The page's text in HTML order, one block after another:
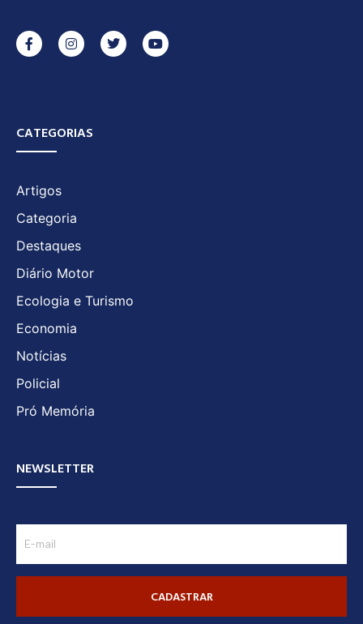
CATEGORIAS
Artigos
Categoria
Destaques
Diário Motor
Ecologia e Turismo
Economia
Notícias
Policial
Pró Memória
NEWSLETTER
CADASTRAR